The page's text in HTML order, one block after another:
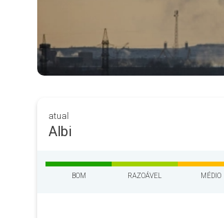
atual
Albi
BOM RAZOÁVEL MÉDIO